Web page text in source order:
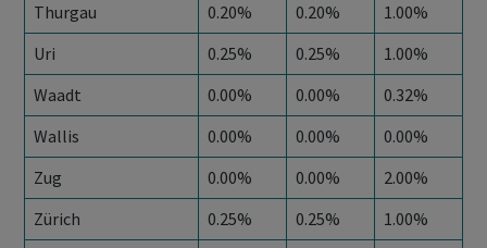
Thurgau
0.20% 0.20%
1.00%
Uri
0.25% 0.25%
1.00%
Waadt
0.00% 0.00%
0.32%
Wallis
0.00% 0.00%
0.00%
Zug
0.00% 0.00%
2.00%
Zürich
0.25% 0.25%
1.00%